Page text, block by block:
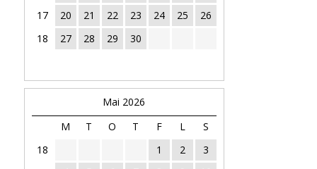
17
20 21 22 23 24 25
26
18
27 28 29 30
Mai 2026
M
T O T F L
S
18
1 2
3